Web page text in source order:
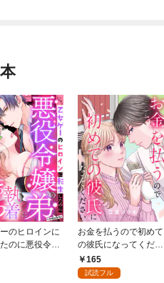
のヒロインに
のに悪役令嬢
略対象外）に
お金を払うので初めて
の彼氏になってくださ
い: 1
165
試読フル